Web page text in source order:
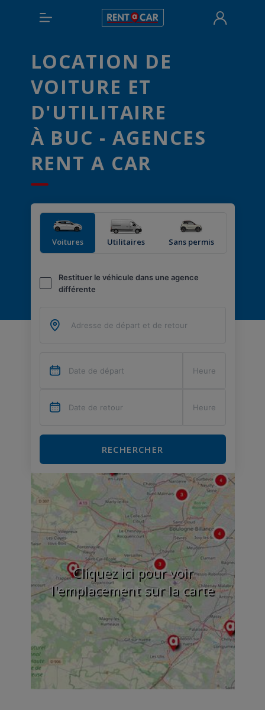
LOCATION DE
VOITURE ET
D'UTILITAIRE
À BUC - AGENCES
RENT A CAR
Voitures Utilitaires Sans permis
Restituer le véhicule dans une agence
différente
RECHERCHER
Cliquez ici pour voir
l'emplacement sur la carte